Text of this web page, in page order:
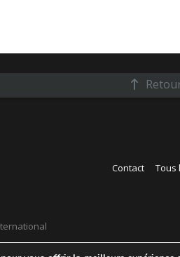
Contact Tous